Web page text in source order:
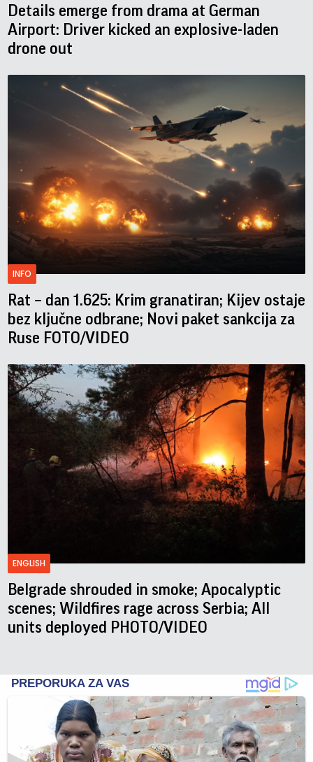
Details emerge from drama at German
Airport: Driver kicked an explosive-laden
drone out
INFO
Rat – dan 1.625: Krim granatiran; Kijev ostaje
bez ključne odbrane; Novi paket sankcija za
Ruse FOTO/VIDEO
ENGLISH
Belgrade shrouded in smoke; Apocalyptic
scenes; Wildfires rage across Serbia; All
units deployed PHOTO/VIDEO